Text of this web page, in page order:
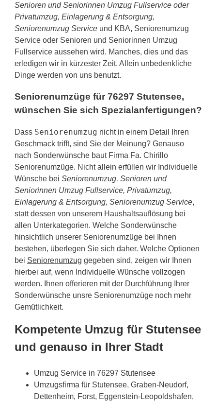
Senioren und Seniorinnen Umzug Fullservice oder
Privatumzug, Einlagerung & Entsorgung,
Seniorenumzug Service und KBA, Seniorenumzug
Service oder Senioren und Seniorinnen Umzug
Fullservice aussehen wird. Manches, dies und das
erledigen wir in kürzester Zeit. Allein unbedenkliche
Dinge werden von uns benutzt.
Seniorenumzüge für 76297 Stutensee,
wünschen Sie sich Spezialanfertigungen?
Dass Seniorenumzug nicht in einem Detail Ihren
Geschmack trifft, sind Sie der Meinung? Genauso
nach Sonderwünsche baut Firma Fa. Chirillo
Seniorenumzüge. Nicht allein erfüllen wir Individuelle
Wünsche bei Seniorenumzug, Senioren und
Seniorinnen Umzug Fullservice, Privatumzug,
Einlagerung & Entsorgung, Seniorenumzug Service,
statt dessen von unserem Haushaltsauflösung bei
allen Unterkategorien. Welche Sonderwünsche
hinsichtlich unserer Seniorenumzüge bei Ihnen
bestehen, überlegen Sie sich daher. Welche Optionen
bei Seniorenumzug gegeben sind, zeigen wir Ihnen
hierbei auf, wenn Individuelle Wünsche vollzogen
werden. Ihnen offerieren mit der Durchführung Ihrer
Sonderwünsche unsre Seniorenumzüge noch mehr
Gemütlichkeit.
Kompetente Umzug für Stutensee
und genauso in Ihrer Stadt
Umzug Service in 76297 Stutensee
Umzugsfirma für Stutensee, Graben-Neudorf,
Dettenheim, Forst, Eggenstein-Leopoldshafen,